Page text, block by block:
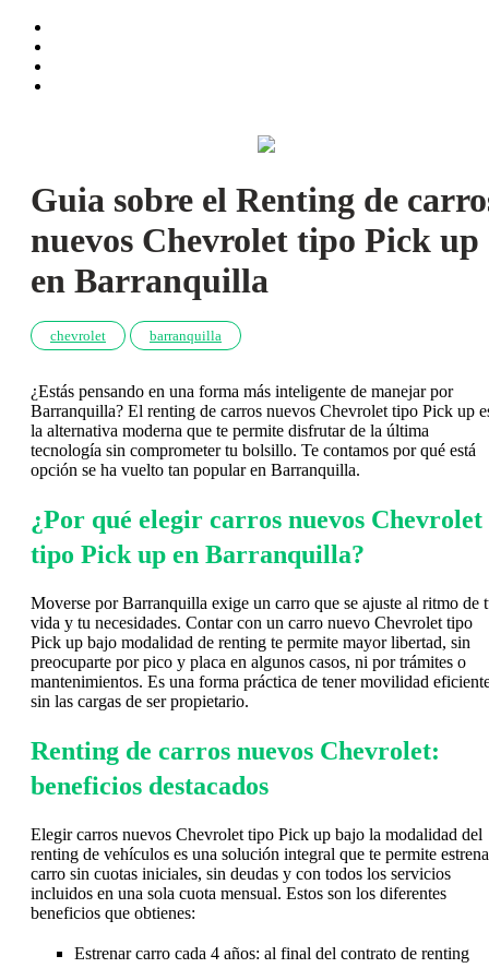
Guia sobre el Renting de
nuevos Chevrolet tipo Pick up
en Barranquilla
chevrolet barranquilla
¿Estás pensando en una forma más inteligente de manejar por
Barranquilla? El renting de carros nuevos Chevrolet tipo Pick up
la alternativa moderna que te permite disfrutar de la última
tecnología sin comprometer tu bolsillo. Te contamos por qué está
opción se ha vuelto tan popular en Barranquilla.
¿Por qué elegir carros nuevos Chevrolet
tipo Pick up en Barranquilla?
Moverse por Barranquilla exige un carro que se ajuste al ritmo de
vida y tu necesidades. Contar con un carro nuevo Chevrolet tipo
Pick up bajo modalidad de renting te permite mayor libertad, sin
preocuparte por pico y placa en algunos casos, ni por trámites o
mantenimientos. Es una forma práctica de tener movilidad
sin las cargas de ser propietario.
Renting de carros nuevos Chevrolet:
beneficios destacados
Elegir carros nuevos Chevrolet tipo Pick up bajo la modalidad del
renting de vehículos es una solución integral que te permite
carro sin cuotas iniciales, sin deudas y con todos los servicios
incluidos en una sola cuota mensual. Estos son los diferentes
beneficios que obtienes:
Estrenar carro cada 4 años: al final del contrato de renting